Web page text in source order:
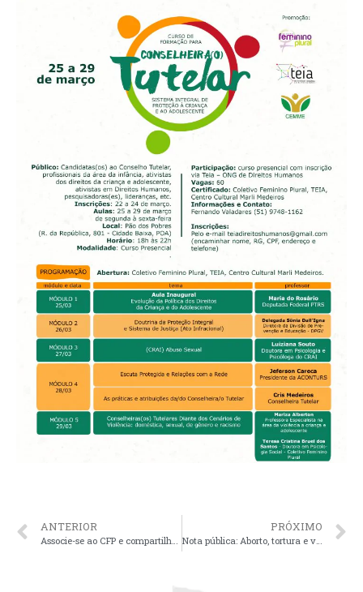
ANTERIOR PRÓXIMO
Nota pública: Aborto, tortura e violência sexual na ditadura militar